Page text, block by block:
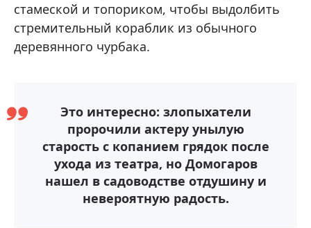
стамеской и топориком, чтобы выдолбить
стремительный кораблик из обычного
деревянного чурбака.
Это интересно: злопыхатели
пророчили актеру унылую
старость с копанием грядок после
ухода из театра, но Домогаров
нашел в садоводстве отдушину и
невероятную радость.